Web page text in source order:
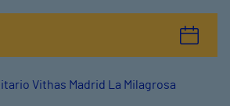
Vithas Madrid La Milagrosa